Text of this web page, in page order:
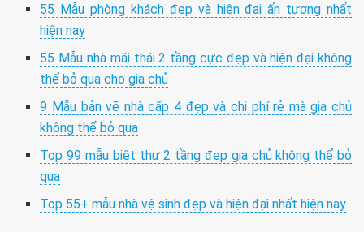
55 Mẫu phòng khách đẹp và hiện đại ấn tượng nhất
hiện nay
55 Mẫu nhà mái thái 2 tầng cực đẹp và hiện đại không
thể bỏ qua cho gia chủ
9 Mẫu bản vẽ nhà cấp 4 đẹp và chi phí rẻ mà gia chủ
không thể bỏ qua
Top 99 mẫu biệt thự 2 tầng đẹp gia chủ không thể bỏ
qua
Top 55+ mẫu nhà vệ sinh đẹp và hiện đại nhất hiện nay